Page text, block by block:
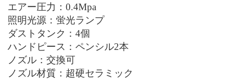
エアー圧力： 0.4Mpa
照明光源：蛍光ランプ
ダストタンク：4個
ハンドピース：ペンシル2本
ノズル：交換可
ノズル材質：超硬セラミック